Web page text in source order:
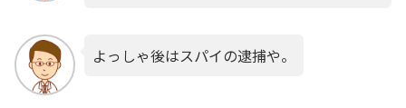
よっしゃ後はスパイの逮捕や。